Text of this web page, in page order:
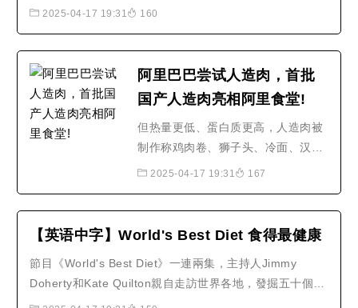
活方式：尊重人、尊重自然、尊重地球！
2025-04-17 19:31 160
阿里巴巴尝试人造肉，首批
国产人造肉亮相阿里食堂!
但热量更低、蛋白质更高，人造肉被
制作称鸡肉卷、狮子头、冷面、汉堡
等，能满足这部分人的需求，但是肉
也有人表示，不喜欢吃肉的人，比较
引入人造肉美食，在营养成分方面，
吸引了不少人现场试吃， 据..
2025-04-17 19:31 167
【英语中字】World's Best Diet 食得最健康
節目《World's Best Diet》一連兩集，主持人Jimmy
Doherty和Kate Quilton親自走訪世界各地，發掘五十個不
同地方的餐單，比較各國餐單的不同之處，同時看看哪種